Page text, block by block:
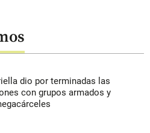
dio por terminadas las
con grupos armados y